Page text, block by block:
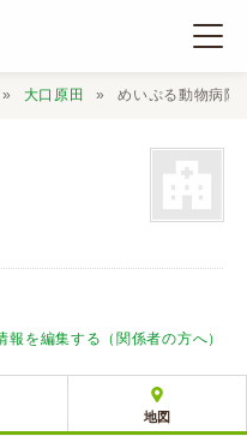
大口原田 めいぷる動物病院
報を編集する（関係者の方へ）
地図